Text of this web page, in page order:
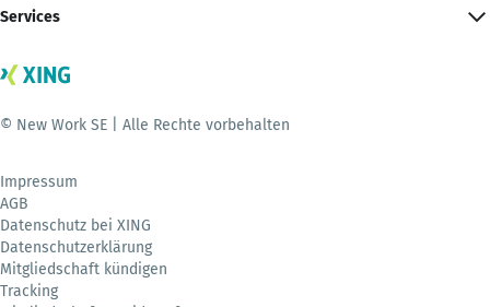
Services
© New Work SE | Alle Rechte vorbehalten
Impressum
AGB
Datenschutz bei XING
Datenschutzerklärung
Mitgliedschaft kündigen
Tracking